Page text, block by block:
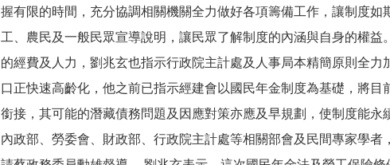
握有限的時間，充分協調相關機關全力做好各項籌備工作，讓制度如
工、農民及一般民眾宣導說明，讓民眾了解制度的內涵與自身的權益
的經費及人力，劉兆玄也指示行政院主計處及人事局本精簡原則全力
口正快速高齡化，他之前已指示經建會以國民年金制度為基礎，將目
銜接，其可能的潛藏債務問題及因應對策亦應及早規劃，使制度能永
內政部、勞委會、財政部、行政院主計處等相關部會及民間專家學